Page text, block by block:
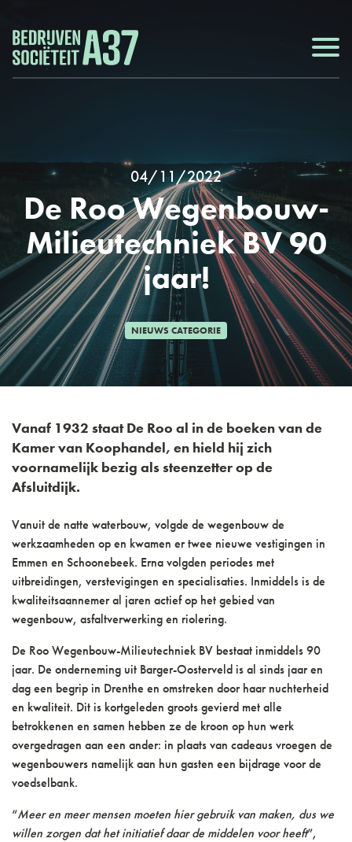
04/11/2022
De Roo Wegenbouw-
Milieutechniek BV 90
jaar!
NIEUWS CATEGORIE
Vanaf 1932 staat De Roo al in de boeken van de
Kamer van Koophandel, en hield hij zich
voornamelijk bezig als steenzetter op de
Afsluitdijk.
Vanuit de natte waterbouw, volgde de wegenbouw de
werkzaamheden op en kwamen er twee nieuwe vestigingen in
Emmen en Schoonebeek. Erna volgden periodes met
uitbreidingen, verstevigingen en specialisaties. Inmiddels is de
kwaliteitsaannemer al jaren actief op het gebied van
wegenbouw, asfaltverwerking en riolering.
De Roo Wegenbouw-Milieutechniek BV bestaat inmiddels 90
jaar. De onderneming uit Barger-Oosterveld is al sinds jaar en
dag een begrip in Drenthe en omstreken door haar nuchterheid
en kwaliteit. Dit is kortgeleden groots gevierd met alle
betrokkenen en samen hebben ze de kroon op hun werk
overgedragen aan een ander: in plaats van cadeaus vroegen de
wegenbouwers namelijk aan hun gasten een bijdrage voor de
voedselbank.
“Meer en meer mensen moeten hier gebruik van maken, dus we
willen zorgen dat het initiatief daar de middelen voor heeft”,